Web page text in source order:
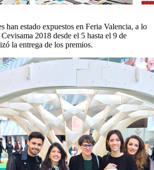
han estado expuestos en Feria Valencia, a lo
2018 desde el 5 hasta el 9 de
la entrega de los premios.